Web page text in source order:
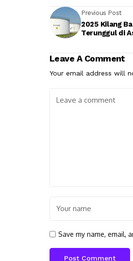
Previous Post
2025 Kilang
Terunggul di
Leave A Comment
Your email address will
Save my name, email,